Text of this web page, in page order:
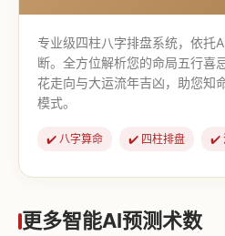
专业级四柱八字排盘系统，依托
断。全方位解析您的命局五行喜
花走向与大运流年吉凶，助您知
模式。
✔️ 八字算命 ✔️ 四柱排盘 ✔️
更多智能AI预测术数